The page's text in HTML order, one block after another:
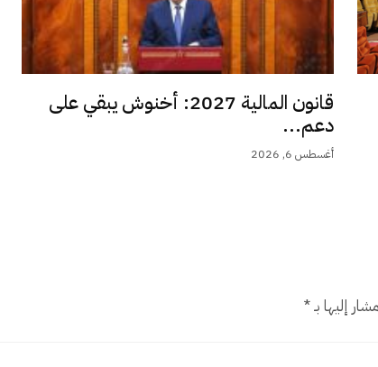
قانون المالية 2027: أخنوش يبقي على
دعم...
أغسطس 6, 2026
إليها بـ*